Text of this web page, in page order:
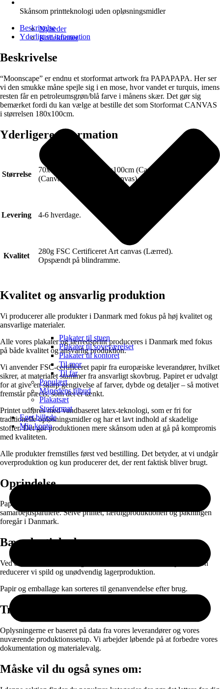
Nyheder
Kollektioner
Plakater til stuen
Plakater til soveværelset
Plakater til kontoret
Til mor
Til far
Populært
Månedens tilbud
Plakatsæt
Storformat
Eget billede
Min konto
Skånsom printteknologi uden opløsningsmidler
Beskrivelse
Yderligere information
Beskrivelse
“Moonscape” er endnu et storformat artwork fra PAPAPAPA. Her ser
vi den smukke måne spejle sig i en mose, hvor vandet er turquis, imens
resten får en petroleumsgrøn/blå farve i månens skær. Det gør sig
bemærket fordi du kan vælge at bestille det som Storformat CANVAS
i størrelsen 180x100cm.
Yderligere information
Størrelse
70x100cm (Plakat), 70x100cm (Canvas), 140x80cm
(Canvas), 180x100cm (Canvas)
Levering 4-6 hverdage.
Kvalitet
280g FSC Certificeret Art canvas (Lærred).
Opspændt på blindramme.
Kvalitet og ansvarlig produktion
Vi producerer alle produkter i Danmark med fokus på høj kvalitet og
ansvarlige materialer.
Alle vores plakater og lærredsprint produceres i Danmark med fokus
på både kvalitet og ansvarlig produktion.
Vi anvender FSC-certificeret papir fra europæiske leverandører, hvilket
sikrer, at materialet stammer fra ansvarligt skovbrug. Papiret er udvalgt
for at give en skarp gengivelse af farver, dybde og detaljer – så motivet
fremstår præcis, som det er tænkt.
Printet udføres med vandbaseret latex-teknologi, som er fri for
traditionelle opløsningsmidler og har et lavt indhold af skadelige
stoffer. Det gør produktionen mere skånsom uden at gå på kompromis
med kvaliteten.
Alle produkter fremstilles først ved bestilling. Det betyder, at vi undgår
overproduktion og kun producerer det, der rent faktisk bliver brugt.
Oprindelse
Papiret produceres i EU og leveres gennem nøje udvalgte
samarbejdspartnere. Selve printet, færdigproduktionen og pakningen
foregår i Danmark.
Bæredygtighed
Ved at kombinere ansvarlige materialer med on-demand produktion
reducerer vi spild og unødvendig lagerproduktion.
Papir og emballage kan sorteres til genanvendelse efter brug.
Transparens
Oplysningerne er baseret på data fra vores leverandører og vores
nuværende produktionssetup. Vi arbejder løbende på at forbedre vores
dokumentation og materialevalg.
Måske vil du også synes om: